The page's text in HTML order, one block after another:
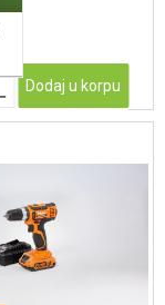
Dodaj u korpu